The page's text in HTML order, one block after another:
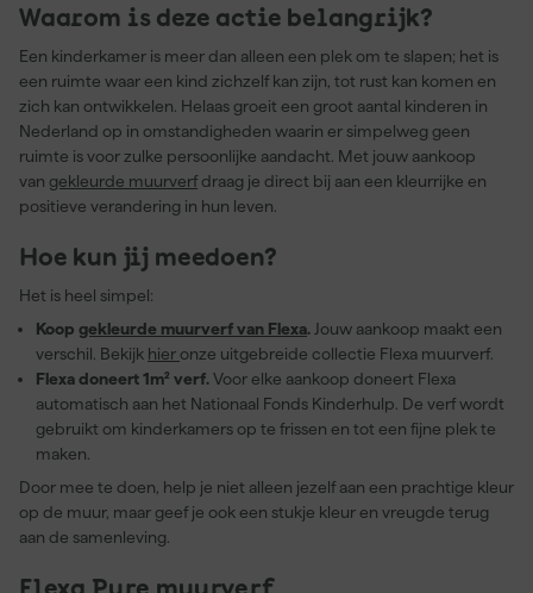
Waarom is deze actie belangrijk?
Een kinderkamer is meer dan alleen een plek om te slapen; het is
een ruimte waar een kind zichzelf kan zijn, tot rust kan komen en
zich kan ontwikkelen. Helaas groeit een groot aantal kinderen in
Nederland op in omstandigheden waarin er simpelweg geen
ruimte is voor zulke persoonlijke aandacht. Met jouw aankoop
van gekleurde muurverf draag je direct bij aan een kleurrijke en
positieve verandering in hun leven.
Hoe kun jij meedoen?
Het is heel simpel:
Koop gekleurde muurverf van Flexa. Jouw aankoop maakt een
verschil. Bekijk hier onze uitgebreide collectie Flexa muurverf.
Flexa doneert 1m² verf.Voor elke aankoop doneert Flexa
automatisch aan het Nationaal Fonds Kinderhulp. De verf wordt
gebruikt om kinderkamers op te frissen en tot een fijne plek te
maken.
Door mee te doen, help je niet alleen jezelf aan een prachtige kleur
op de muur, maar geef je ook een stukje kleur en vreugde terug
aan de samenleving.